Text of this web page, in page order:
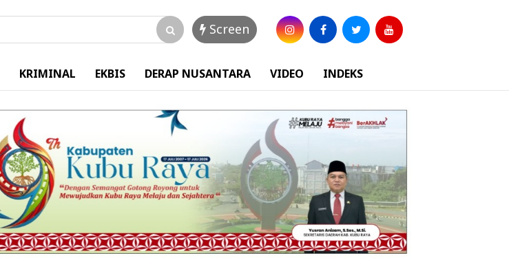
Screen
KRIMINAL EKBIS DERAP NUSANTARA VIDEO INDEKS